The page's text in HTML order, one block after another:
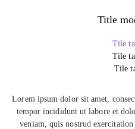
Title
Tile
Tile
Tile
Lorem ipsum dolor sit amet,
tempor incididunt ut labore et
veniam, quis nostrud